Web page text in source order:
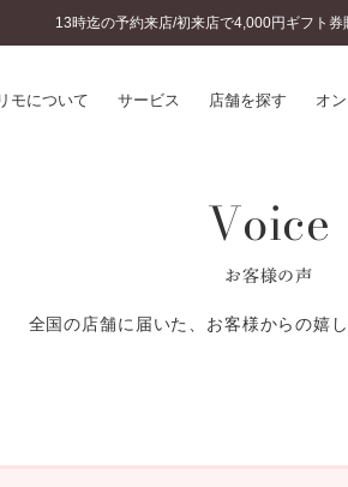
13時迄の予約来店/初来店で4,000円ギフト
モについて サービス 店舗を探す オ
のこだわり
婚約指輪
結婚指輪
セットリ
ショップ
Voice
お客様の声
全国の店舗に届いた、お客様からの嬉